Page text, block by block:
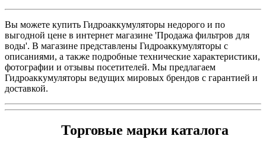
Вы можете купить Гидроаккумуляторы недорого и по
выгодной цене в интернет магазине 'Продажа фильтров для
воды'. В магазине представлены Гидроаккумуляторы с
описаниями, а также подробные технические характеристики,
фотографии и отзывы посетителей. Мы предлагаем
Гидроаккумуляторы ведущих мировых брендов с гарантией и
доставкой.
Торговые марки каталога